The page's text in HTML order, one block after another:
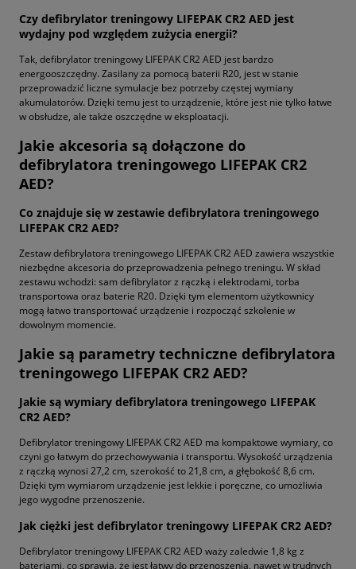
Czy defibrylator treningowy LIFEPAK CR2 AED jest
wydajny pod względem zużycia energii?
Tak, defibrylator treningowy LIFEPAK CR2 AED jest bardzo
energooszczędny. Zasilany za pomocą baterii R20, jest w stanie
przeprowadzić liczne symulacje bez potrzeby częstej wymiany
akumulatorów. Dzięki temu jest to urządzenie, które jest nie tylko łatwe
w obsłudze, ale także oszczędne w eksploatacji.
Jakie akcesoria są dołączone do
defibrylatora treningowego LIFEPAK CR2
AED?
Co znajduje się w zestawie defibrylatora treningowego
LIFEPAK CR2 AED?
Zestaw defibrylatora treningowego LIFEPAK CR2 AED zawiera wszystkie
niezbędne akcesoria do przeprowadzenia pełnego treningu. W skład
zestawu wchodzi: sam defibrylator z rączką i elektrodami, torba
transportowa oraz baterie R20. Dzięki tym elementom użytkownicy
mogą łatwo transportować urządzenie i rozpocząć szkolenie w
dowolnym momencie.
Jakie są parametry techniczne defibrylatora
treningowego LIFEPAK CR2 AED?
Jakie są wymiary defibrylatora treningowego LIFEPAK
CR2 AED?
Defibrylator treningowy LIFEPAK CR2 AED ma kompaktowe wymiary, co
czyni go łatwym do przechowywania i transportu. Wysokość urządzenia
z rączką wynosi 27,2 cm, szerokość to 21,8 cm, a głębokość 8,6 cm.
Dzięki tym wymiarom urządzenie jest lekkie i poręczne, co umożliwia
jego wygodne przenoszenie.
Jak ciężki jest defibrylator treningowy LIFEPAK CR2 AED?
Defibrylator treningowy LIFEPAK CR2 AED waży zaledwie 1,8 kg z
bateriami, co sprawia, że jest łatwy do przenoszenia, nawet w trudnych